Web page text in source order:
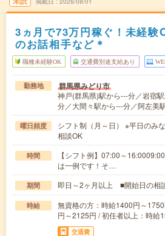
3ヵ月で73万円稼ぐ！未経験
のお話相手など＊
職種未経験OK 交通費別途支給あり
勤務地 群馬県みどり市
神戸(群馬県)駅から---分／岩宿
分／大間々駅から---分／阿左美
曜日頻度
シフト制（月～日） ※平日のみ
相談OK
時間
【シフト例】07:00～
は一例です！そ…
期間 即日～2ヶ月以上 ■開始日の相
時給
無資格の方：時給1400円～
円～2125円 / 初任者以上：時給
交通費